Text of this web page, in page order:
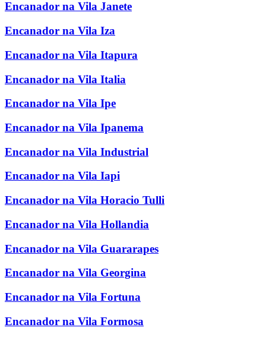
Encanador na Vila Janete
Encanador na Vila Iza
Encanador na Vila Itapura
Encanador na Vila Italia
Encanador na Vila Ipe
Encanador na Vila Ipanema
Encanador na Vila Industrial
Encanador na Vila Iapi
Encanador na Vila Horacio Tulli
Encanador na Vila Hollandia
Encanador na Vila Guararapes
Encanador na Vila Georgina
Encanador na Vila Fortuna
Encanador na Vila Formosa